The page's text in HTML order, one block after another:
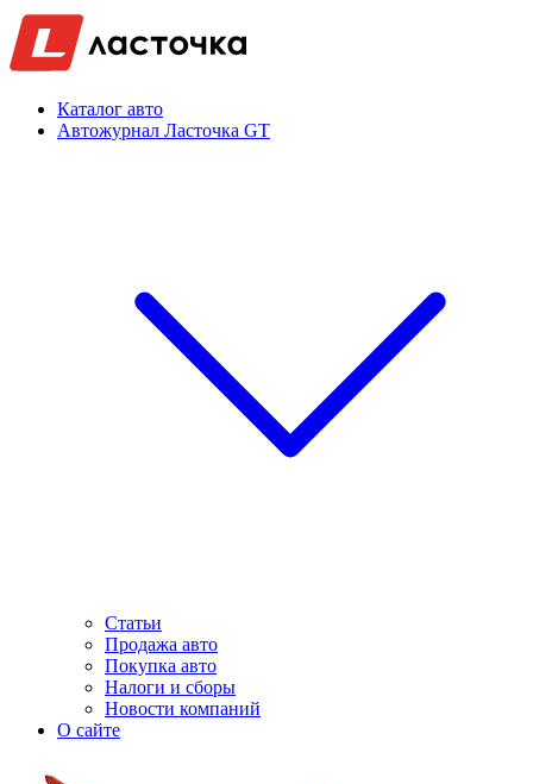
Каталог авто
Автожурнал Ласточка GT
Статьи
Продажа авто
Покупка авто
Налоги и сборы
Новости компаний
О сайте